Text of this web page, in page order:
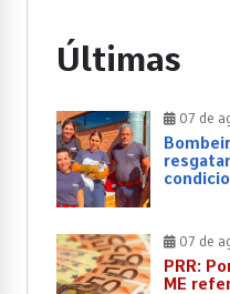
Últimas
07 de
07 de
PRR:
ME